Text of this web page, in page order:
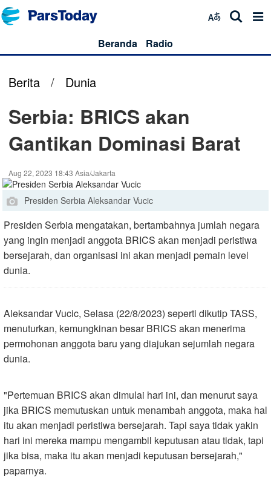
Beranda Radio
Berita / Dunia
Serbia: BRICS akan
Gantikan Dominasi Barat
Aug 22, 2023 18:43 Asia/Jakarta
Presiden Serbia Aleksandar Vucic
Presiden Serbia mengatakan, bertambahnya jumlah negara
yang ingin menjadi anggota BRICS akan menjadi peristiwa
bersejarah, dan organisasi ini akan menjadi pemain level
dunia.
Aleksandar Vucic, Selasa (22/8/2023) seperti dikutip TASS,
menuturkan, kemungkinan besar BRICS akan menerima
permohonan anggota baru yang diajukan sejumlah negara
dunia.
"Pertemuan BRICS akan dimulai hari ini, dan menurut saya
jika BRICS memutuskan untuk menambah anggota, maka hal
itu akan menjadi peristiwa bersejarah. Tapi saya tidak yakin
hari ini mereka mampu mengambil keputusan atau tidak, tapi
jika bisa, maka itu akan menjadi keputusan bersejarah,"
paparnya.